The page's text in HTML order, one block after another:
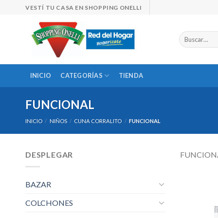
VESTÍ TU CASA EN SHOPPING ONELLI
Buscar
por:
INICIO CATEGORÍAS TIENDA
FUNCIONAL
INICIO / NIÑOS / CUNA CORRALITO / FUNCIONAL
DESPLEGAR
BAZAR
COLCHONES